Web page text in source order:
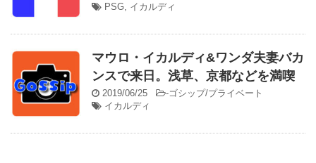
PSG, イカルディ
マウロ・イカルディ&ワンダ夫妻バカ
ンスで来日。浅草、京都などを満喫
2019/06/25 -ゴシップ/プライベート
イカルディ